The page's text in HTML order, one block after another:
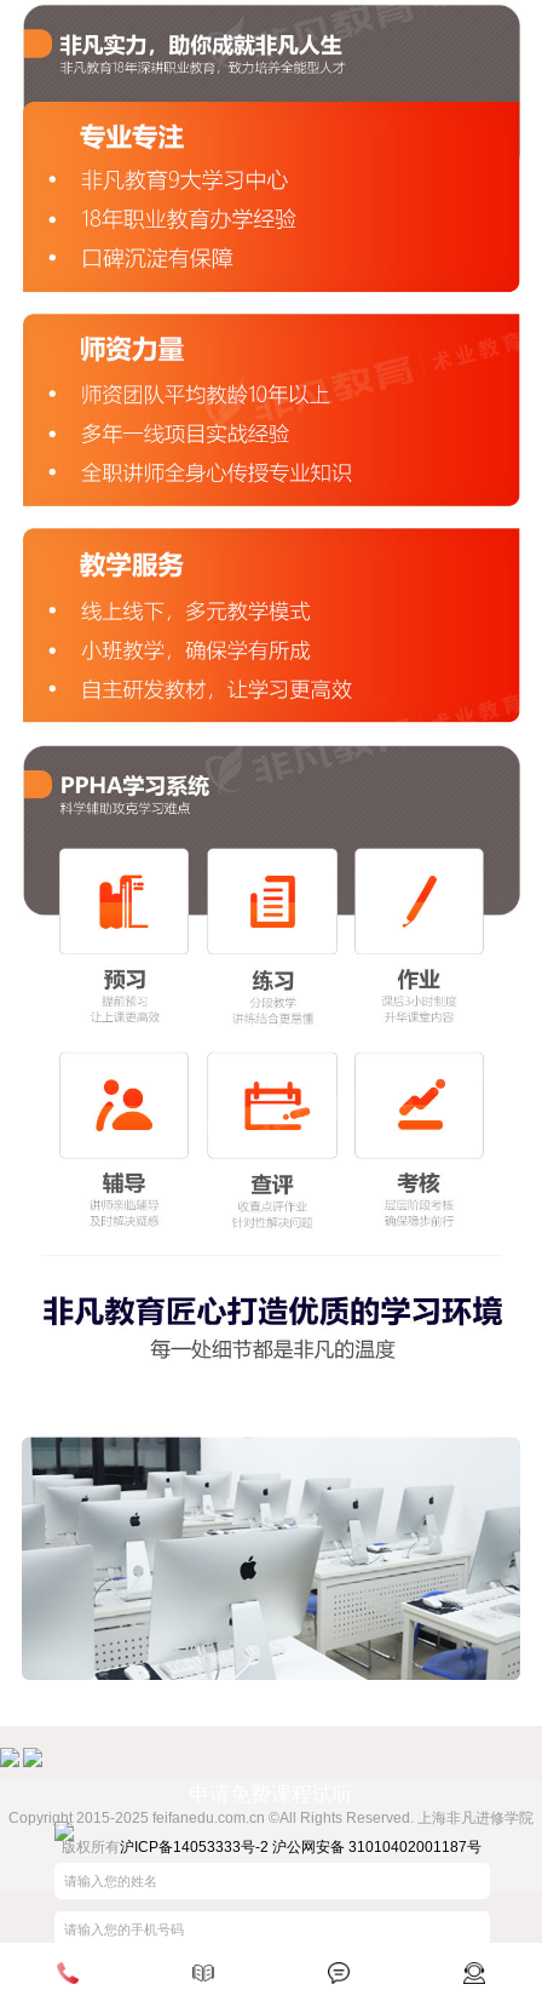
电话报名 热门课程 在线咨询 免费试听
Copyright 2015-2025 feifanedu.com.cn ©All Rights Reserved. 上海非凡进修学院
版权所有沪ICP备14053333号-2 沪公网安备 31010402001187号